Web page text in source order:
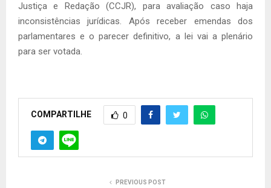
Justiça e Redação (CCJR), para avaliação caso haja
inconsistências jurídicas. Após receber emendas dos
parlamentares e o parecer definitivo, a lei vai a plenário
para ser votada.
COMPARTILHE 0
PREVIOUS POST